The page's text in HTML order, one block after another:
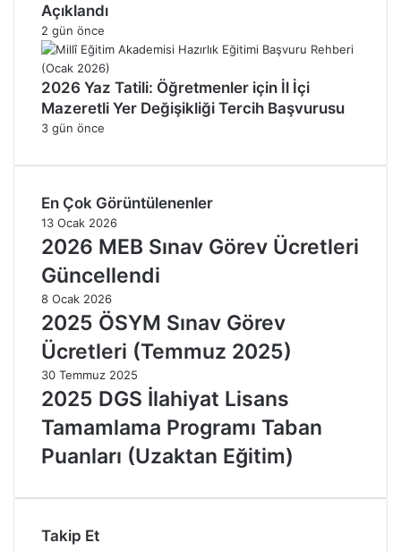
Açıklandı
2 gün önce
2026 Yaz Tatili: Öğretmenler için İl İçi
Mazeretli Yer Değişikliği Tercih Başvurusu
3 gün önce
En Çok Görüntülenenler
13 Ocak 2026
2026 MEB Sınav Görev Ücretleri
Güncellendi
8 Ocak 2026
2025 ÖSYM Sınav Görev
Ücretleri (Temmuz 2025)
30 Temmuz 2025
2025 DGS İlahiyat Lisans
Tamamlama Programı Taban
Puanları (Uzaktan Eğitim)
Takip Et